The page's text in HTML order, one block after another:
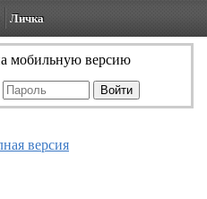
Личка
мобильную версию
версия